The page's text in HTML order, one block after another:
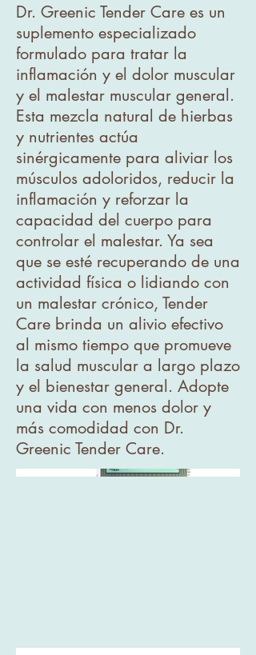
Dr. Greenic Tender Care es un
suplemento especializado
formulado para tratar la
inflamación y el dolor muscular
y el malestar muscular general.
Esta mezcla natural de hierbas
y nutrientes actúa
sinérgicamente para aliviar los
músculos adoloridos, reducir la
inflamación y reforzar la
capacidad del cuerpo para
controlar el malestar. Ya sea
que se esté recuperando de una
actividad física o lidiando con
un malestar crónico, Tender
Care brinda un alivio efectivo
al mismo tiempo que promueve
la salud muscular a largo plazo
y el bienestar general. Adopte
una vida con menos dolor y
más comodidad con Dr.
Greenic Tender Care.